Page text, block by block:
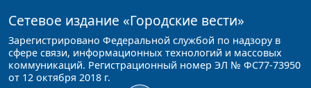
Сетевое издание «Городские вести»
Зарегистрировано Федеральной службой по надзору в
сфере связи, информационных технологий и массовых
коммуникаций. Регистрационный номер ЭЛ № ФС77-73950
от 12 октября 2018 г.